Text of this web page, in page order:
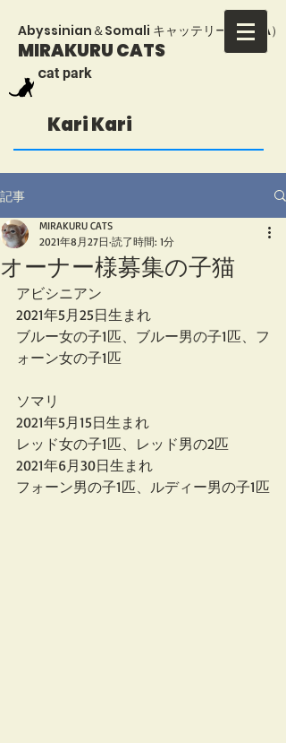
MIRAKURU CATS
​Abyssinian＆Somali キャッテリー（TICA）
​cat park
Kari Kari
記事
オーナー様募集の子猫
MIRAKURU CATS
2021年8月27日 読了時間: 1分
アビシニアン
2021年5月25日生まれ
ブルー女の子1匹、ブルー男の子1匹、フ
ォーン女の子1匹
ソマリ
2021年5月15日生まれ
レッド女の子1匹、レッド男の2匹
2021年6月30日生まれ
フォーン男の子1匹、ルディー男の子1匹